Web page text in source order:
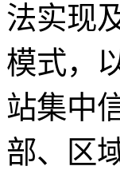
法实现
模式，
站集中
部、区